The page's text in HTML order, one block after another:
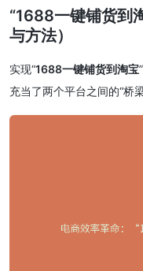
“1688一键铺货到
与方法）
实现“1688一键铺货到淘宝
充当了两个平台之间的“桥